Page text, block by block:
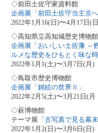
◇前田土佐守家資料館
企画展「前田土佐守当主京
2022年1月16(日)〜4月17日(
◇高知県立高知城歴史博物館
企画展「おいしい土佐藩
ルメな歴史をひもとく味な時
2022年1月1(土)〜3月7日(月)
◇鳥取市歴史博物館
企画展「錦絵の世界Ⅱ」
2022年2月5(土)〜3月21日(月
◇萩博物館
テーマ展「 古写真で見る幕
2022年1月2(日)〜3月6日(日)